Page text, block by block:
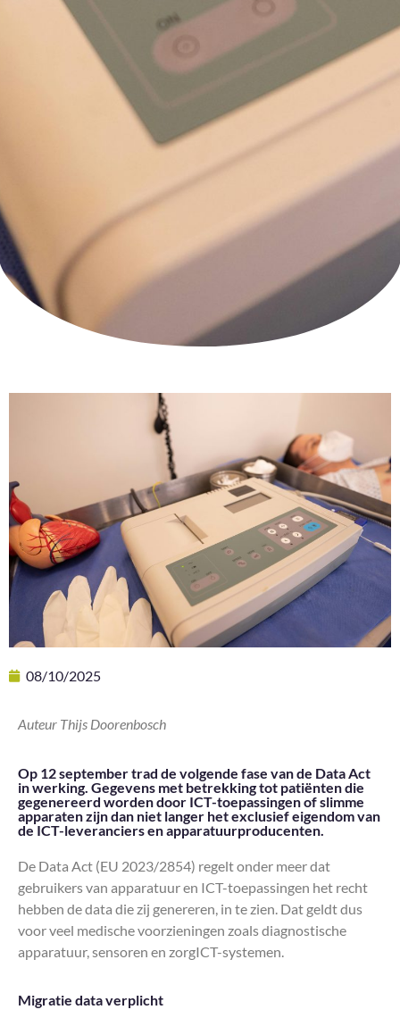
08/10/2025
Auteur Thijs Doorenbosch
Op 12 september trad de volgende fase van de Data Act
in werking. Gegevens met betrekking tot patiënten die
gegenereerd worden door ICT-toepassingen of slimme
apparaten zijn dan niet langer het exclusief eigendom van
de ICT-leveranciers en apparatuurproducenten.
De Data Act (EU 2023/2854) regelt onder meer dat
gebruikers van apparatuur en ICT-toepassingen het recht
hebben de data die zij genereren, in te zien. Dat geldt dus
voor veel medische voorzieningen zoals diagnostische
apparatuur, sensoren en zorgICT-systemen.
Migratie data verplicht